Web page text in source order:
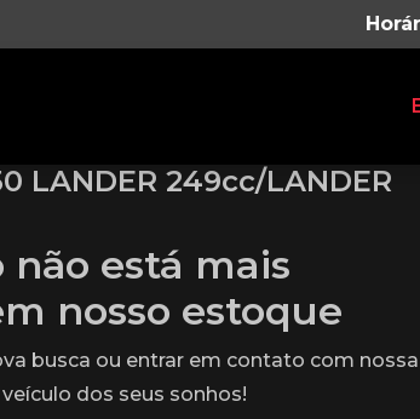
LANDER 249cc/LANDER
não está mais
nosso estoque
busca ou entrar em contato com nossa
dos seus sonhos!